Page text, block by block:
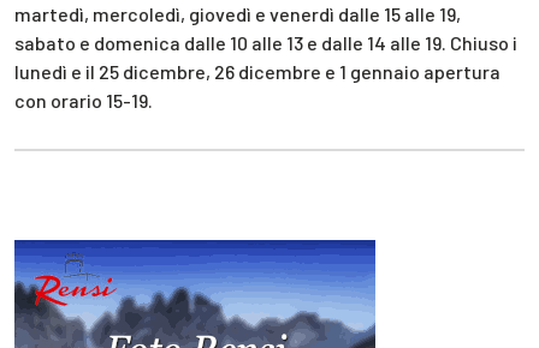
martedì, mercoledì, giovedì e venerdì dalle 15 alle 19,
sabato e domenica dalle 10 alle 13 e dalle 14 alle 19. Chiuso i
lunedì e il 25 dicembre, 26 dicembre e 1 gennaio apertura
con orario 15-19.